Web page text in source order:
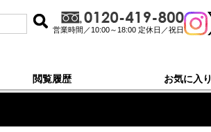
営業時間／10:00～18:00 定休日／祝日
閲覧履歴 お気に入り